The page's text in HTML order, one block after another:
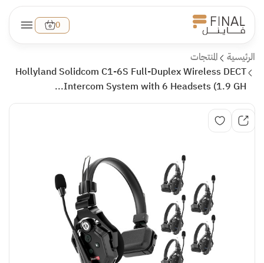
0
الرئيسية
المنتجات
Hollyland Solidcom C1-6S Full-Duplex Wireless DECT
Intercom System with 6 Headsets (1.9 GH...